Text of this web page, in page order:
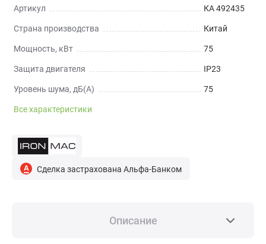
Артикул КА 492435
Страна производства Китай
Мощность, кВт 75
Защита двигателя IP23
Уровень шума, дБ(А) 75
Все характеристики
Сделка застрахована Альфа-Банком
Описание